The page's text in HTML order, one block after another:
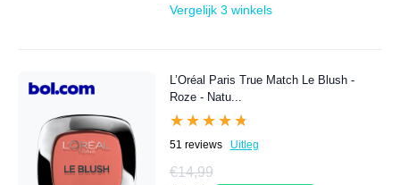
Vergelijk 3 winkels
L’Oréal Paris True Match Le Blush -
Roze - Natu...
★★★★★
★★★★★
51 reviews Uitleg
€14,99